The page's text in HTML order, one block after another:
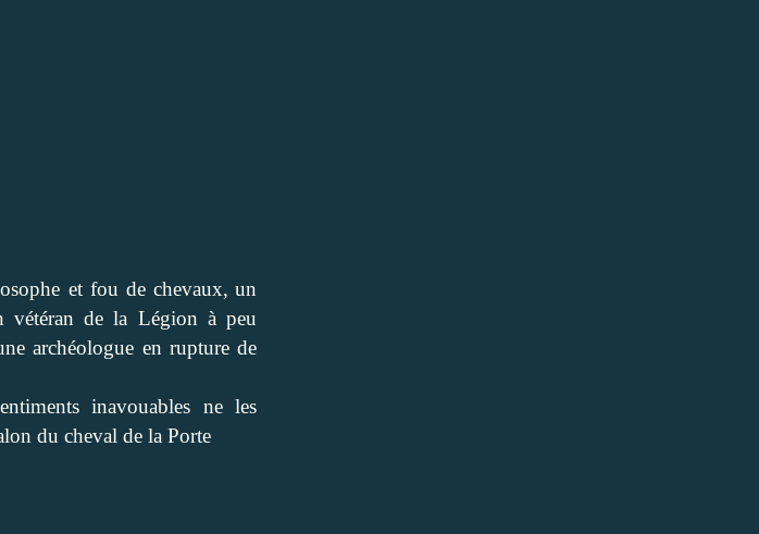
et fou de chevaux, un
vétéran de la Légion à peu
archéologue en rupture de
inavouables ne les
du cheval de la Porte